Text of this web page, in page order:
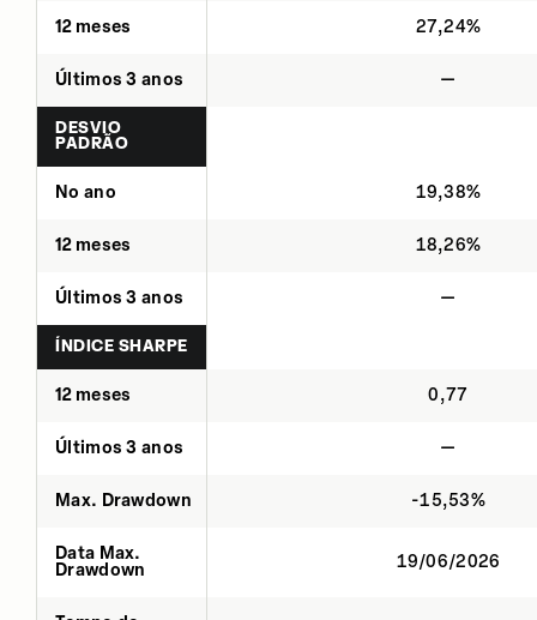
12 meses 27,24%
Últimos 3 anos —
DESVIO
PADRÃO
No ano 19,38%
12 meses 18,26%
Últimos 3 anos —
ÍNDICE SHARPE
12 meses 0,77
Últimos 3 anos —
Max. Drawdown -15,53%
Data Max.
Drawdown
19/06/2026